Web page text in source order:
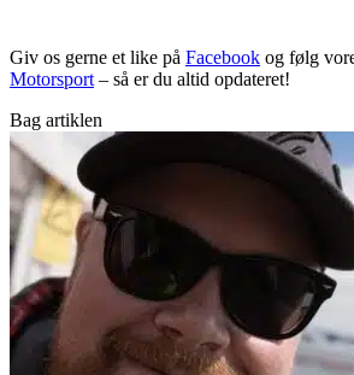
Giv os gerne et like på Facebook og følg
Motorsport – så er du altid opdateret!
Bag artiklen